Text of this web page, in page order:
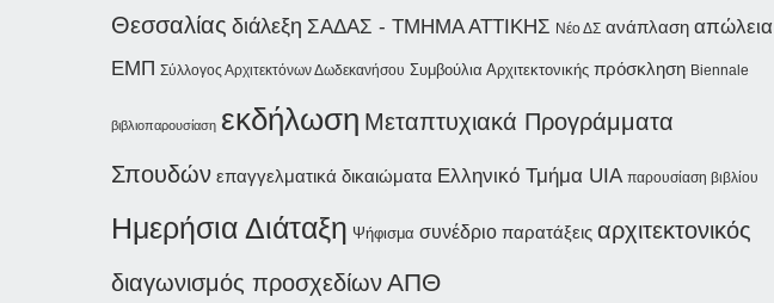
Θεσσαλίας διάλεξη ΣΑΔΑΣ - ΤΜΗΜΑ ΑΤΤΙΚΗΣ Νέο ΔΣ ανάπλαση απώλεια
ΕΜΠ Σύλλογος Αρχιτεκτόνων Δωδεκανήσου Συμβούλια Αρχιτεκτονικής πρόσκληση Biennale
βιβλιοπαρουσίαση εκδήλωση Μεταπτυχιακά Προγράμματα
Σπουδών επαγγελματικά δικαιώματα Ελληνικό Τμήμα UIA παρουσίαση βιβλίου
Ημερήσια Διάταξη Ψήφισμα συνέδριο παρατάξεις αρχιτεκτονικός
διαγωνισμός προσχεδίωνΑΠΘ